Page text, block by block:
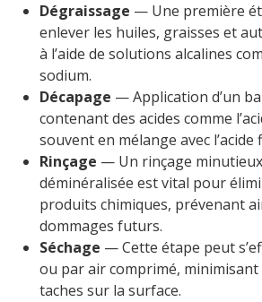
Dégraissage — Une première
enlever les huiles, graisses et
à l’aide de solutions alcalines
sodium.
Décapage — Application d’un
contenant des acides comme
souvent en mélange avec
Rinçage — Un rinçage minutieux
déminéralisée est vital pour
produits chimiques, prévenant
dommages futurs.
Séchage — Cette étape peut
ou par air comprimé, minimisant
taches sur la surface.